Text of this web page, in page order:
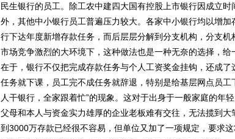
民生银行的员工。除工农中建四大国有控股上市银行因成立
外，其他中小银行员工普遍压力较大。各家中小银行均以增加
行下达年度新增存款任务，而后层层分解到分支机构，分支
市场竞争激烈的大环境下，这种做法也是一种无奈的选择，
在于，银行不仅把完成存款任务与个人工资奖金挂钩，还成
任务就下课，员工完不成任务就辞退，特别是给基层网点员
人干银行，全家跟着忙”的现象。这对于出身于一般家庭的年
父母和本人与资金实力雄厚的企业老板难有交往，无法揽到
到3000万存款已经很不容易，但单位又加了一项规定，要求